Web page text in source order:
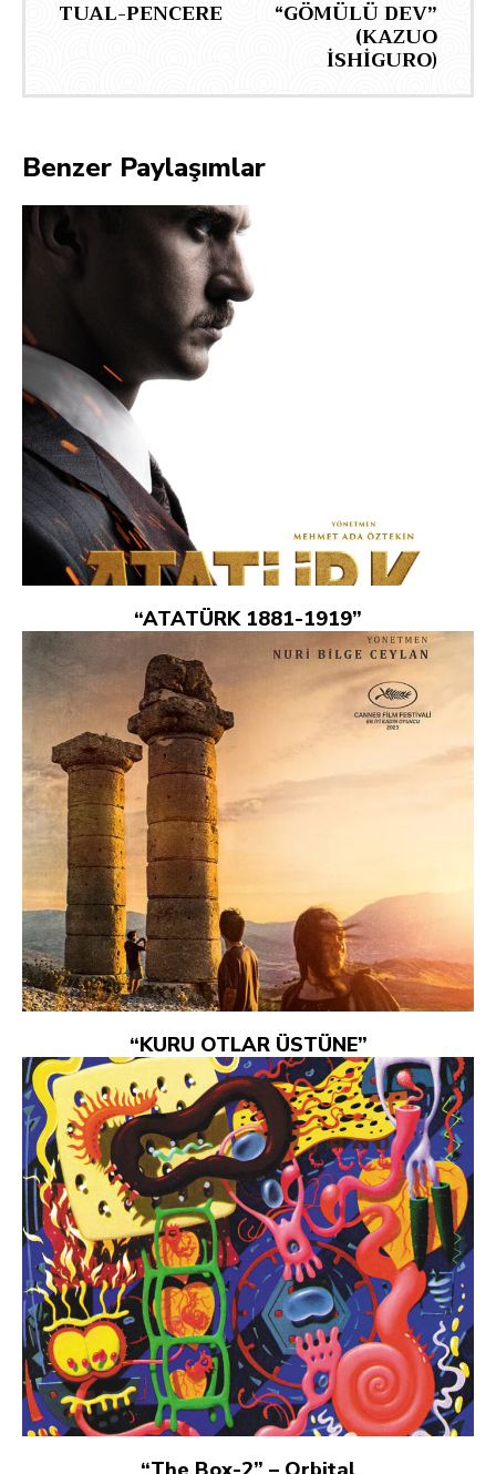
TUAL-PENCERE “GÖMÜLÜ DEV”
(KAZUO
İSHİGURO)
Benzer Paylaşımlar
“ATATÜRK 1881-1919”
“KURU OTLAR ÜSTÜNE”